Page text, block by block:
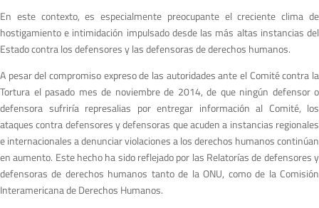
En este contexto, es especialmente preocupante el creciente clima de
hostigamiento e intimidación impulsado desde las más altas instancias del
Estado contra los defensores y las defensoras de derechos humanos.
A pesar del compromiso expreso de las autoridades ante el Comité contra la
Tortura el pasado mes de noviembre de 2014, de que ningún defensor o
defensora sufriría represalias por entregar información al Comité, los
ataques contra defensores y defensoras que acuden a instancias regionales
e internacionales a denunciar violaciones a los derechos humanos continúan
en aumento. Este hecho ha sido reflejado por las Relatorías de defensores y
defensoras de derechos humanos tanto de la ONU, como de la Comisión
Interamericana de Derechos Humanos.